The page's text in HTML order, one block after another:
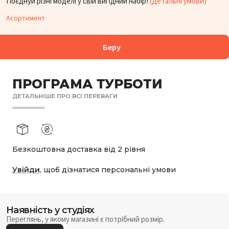
Асортимент
Беру
ПРОГРАМА ТУРБОТИ
ДЕТАЛЬНІШЕ ПРО ВСІ ПЕРЕВАГИ
Безкоштовна доставка від 2 рівня
Увійди, щоб дізнатися персональні умови
Наявність у студіях
Переглянь, у якому магазині є потрібний розмір.